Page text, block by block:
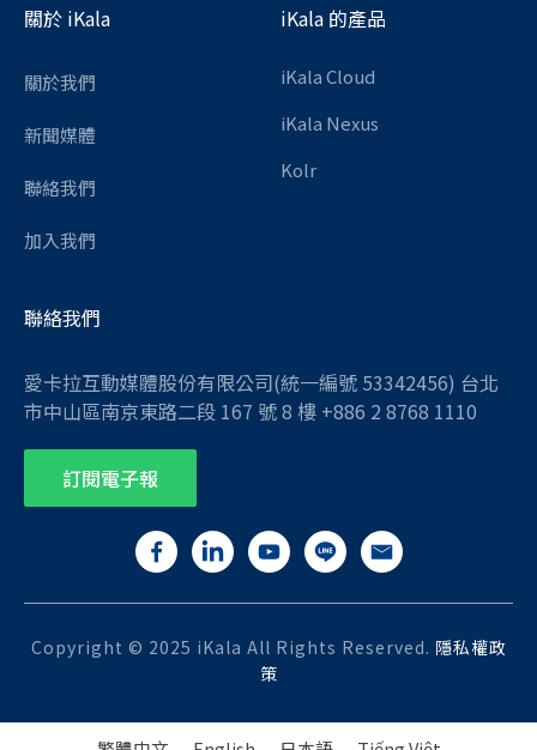
關於 iKala
關於我們
新聞媒體
聯絡我們
加入我們
iKala 的產品
iKala Cloud
iKala Nexus
Kolr
聯絡我們
愛卡拉互動媒體股份有限公司(統一編號 53342456) 台北
市中山區南京東路二段 167 號 8 樓 +886 2 8768 1110
訂閱電子報
Copyright © 2025 iKala All Rights Reserved. 隱私權政
策